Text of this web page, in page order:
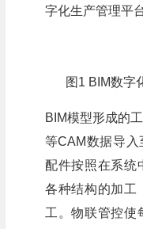
字化生产管理平
图1 BIM数字
BIM模型形成的
等CAM数据导入
配件按照在系统
各种结构的加工
工。物联管控使